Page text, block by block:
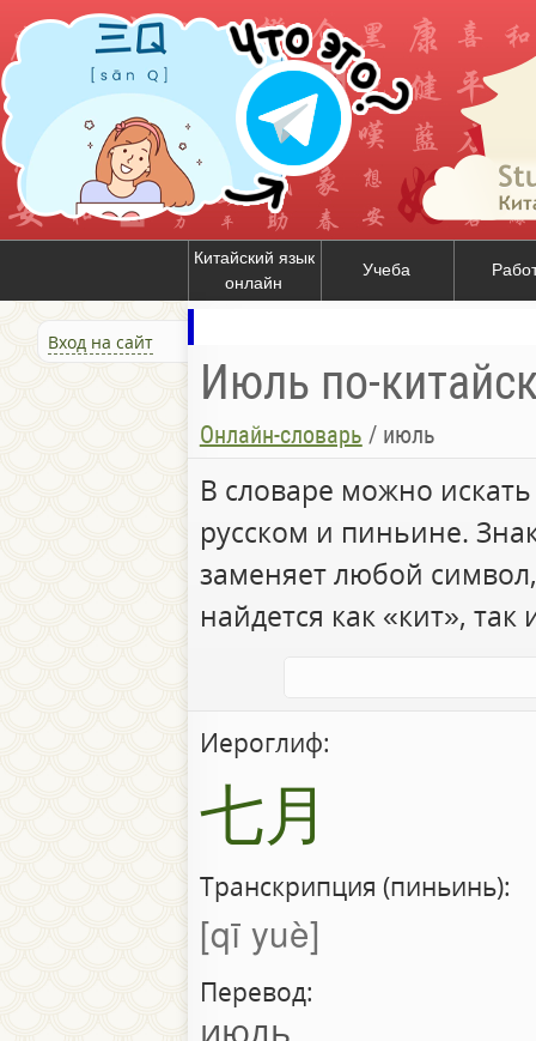
Китайский язык
онлайн
Учеба
Вход на сайт
Июль по-
Онлайн-словарь / июль
В словаре можно
русском и пиньине.
заменяет любой
найдется как «кит», так
Иероглиф:
七月
Транскрипция (пиньинь):
qī yuè
Перевод:
июль